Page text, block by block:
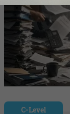
C-Level